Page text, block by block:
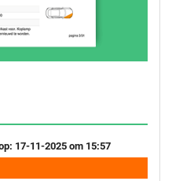
17-11-2025 om 15:57